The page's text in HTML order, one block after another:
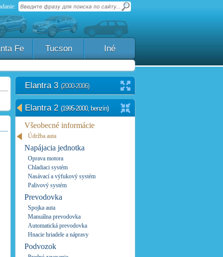
Fe Tucson Iné
Elantra 3 (2000-2006)
Elantra 2 (1995-2000, benzín)
Všeobecné informácie
Údržba auta
Napájacia jednotka
Oprava motora
Chladiaci systém
Nasávací a výfukový systém
Palivový systém
Prevodovka
Spojka auta
Manuálna prevodovka
Automatická prevodovka
Hnacie hriadele a nápravy
Podvozok